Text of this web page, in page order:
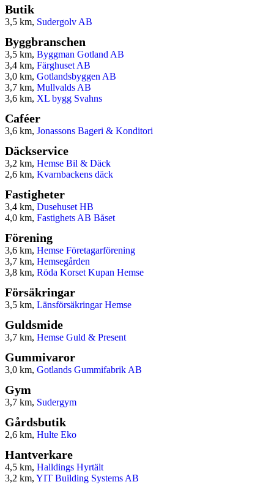
Butik
3,5 km, Sudergolv AB
Byggbranschen
3,5 km, Byggman Gotland AB
3,4 km, Färghuset AB
3,0 km, Gotlandsbyggen AB
3,7 km, Mullvalds AB
3,6 km, XL bygg Svahns
Caféer
3,6 km, Jonassons Bageri & Konditori
Däckservice
3,2 km, Hemse Bil & Däck
2,6 km, Kvarnbackens däck
Fastigheter
3,4 km, Dusehuset HB
4,0 km, Fastighets AB Båset
Förening
3,6 km, Hemse Företagarförening
3,7 km, Hemsegården
3,8 km, Röda Korset Kupan Hemse
Försäkringar
3,5 km, Länsförsäkringar Hemse
Guldsmide
3,7 km, Hemse Guld & Present
Gummivaror
3,0 km, Gotlands Gummifabrik AB
Gym
3,7 km, Sudergym
Gårdsbutik
2,6 km, Hulte Eko
Hantverkare
4,5 km, Halldings Hyrtält
3,2 km, YIT Building Systems AB